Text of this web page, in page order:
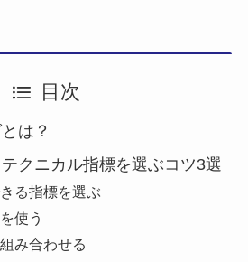
目次
は？
クニカル指標を選ぶコツ3選
る指標を選ぶ
使う
み合わせる